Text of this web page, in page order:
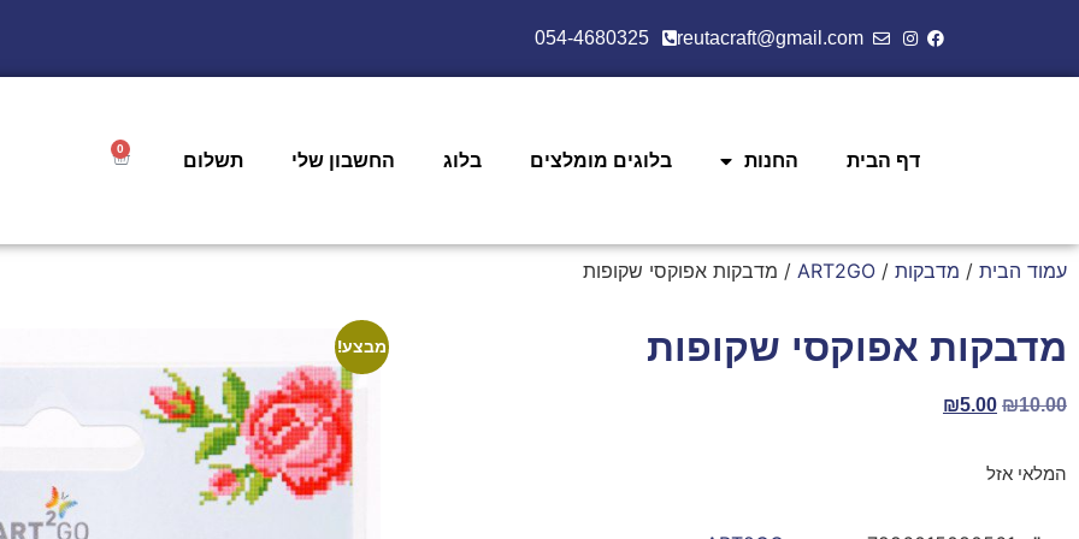
reutacraft@gmail.com
054-4680325
דף הבית החנות בלוגים מומלצים בלוג החשבון שלי תשלום
0
עמוד הבית / מדבקות /
ART2GO / מדבקות אפוקסי שקופות
מדבקות אפוקסי שקופות
₪10.00
₪5.00
המלאי אזל
מבצע!